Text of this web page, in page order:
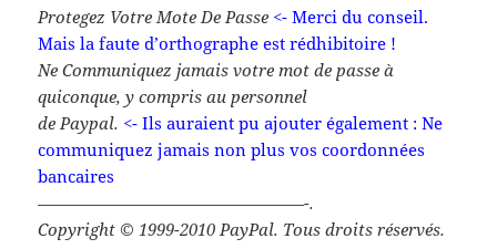
Protegez Votre Mote De Passe <- Merci du conseil.
Mais la faute d’orthographe est rédhibitoire !
Ne Communiquez jamais votre mot de passe à
quiconque, y compris au personnel
de Paypal. <- Ils auraient pu ajouter également : Ne
communiquez jamais non plus vos coordonnées
bancaires
————————————————-.
Copyright © 1999-2010 PayPal. Tous droits réservés.